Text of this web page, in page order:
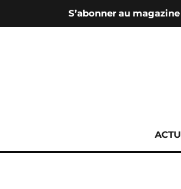
S’abonner au magazine
ACTU